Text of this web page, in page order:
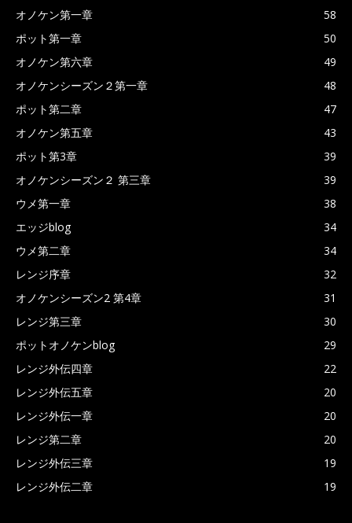
オノケン第一章
58
ポット第一章
50
オノケン第六章
49
オノケンシーズン２第一章
48
ポット第二章
47
オノケン第五章
43
ポット第3章
39
オノケンシーズン２ 第三章
39
ウメ第一章
38
エッジblog
34
ウメ第二章
34
レンジ序章
32
オノケンシーズン2 第4章
31
レンジ第三章
30
ポットオノケンblog
29
レンジ外伝四章
22
レンジ外伝五章
20
レンジ外伝一章
20
レンジ第二章
20
レンジ外伝三章
19
レンジ外伝二章
19